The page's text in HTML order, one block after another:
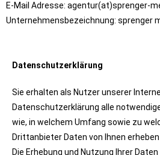
E-Mail Adresse: agentur(at)sprenger-
Unternehmensbezeichnung: sprenger
Datenschutzerklärung
Sie erhalten als Nutzer unserer
Datenschutzerklärung alle
wie, in welchem Umfang sowie zu
Drittanbieter Daten von Ihnen
Die Erhebung und Nutzung Ihrer